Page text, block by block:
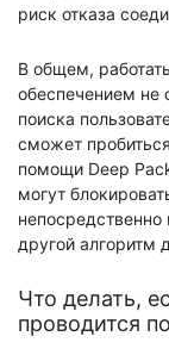
риск отказа
В общем,
обеспечением не
поиска
сможет
помощи Deep
могут
другой алгоритм
Что делать,
проводится